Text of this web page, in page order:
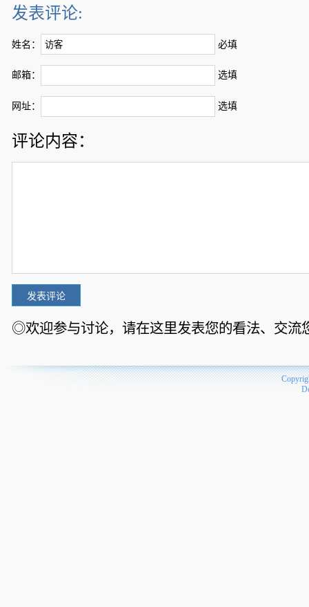
发表评论:
姓名： 必填
邮箱： 选填
网址： 选填
评论内容：
◎欢迎参与讨论，请在这里发表您的看法、交流